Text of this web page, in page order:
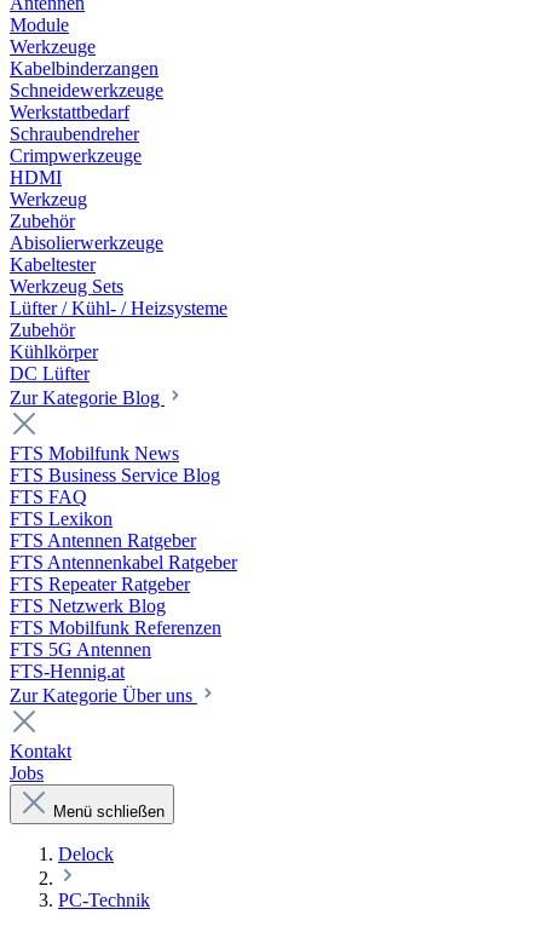
Module
Werkzeuge
Kabelbinderzangen
Schneidewerkzeuge
Werkstattbedarf
Schraubendreher
Crimpwerkzeuge
HDMI
Werkzeug
Zubehör
Abisolierwerkzeuge
Kabeltester
Werkzeug Sets
Lüfter / Kühl- / Heizsysteme
Zubehör
Kühlkörper
DC Lüfter
Zur Kategorie Blog
FTS Mobilfunk News
FTS Business Service Blog
FTS FAQ
FTS Lexikon
FTS Antennen Ratgeber
FTS Antennenkabel Ratgeber
FTS Repeater Ratgeber
FTS Netzwerk Blog
FTS Mobilfunk Referenzen
FTS 5G Antennen
FTS-Hennig.at
Zur Kategorie Über uns
Kontakt
Jobs
Menü schließen
Delock
PC-Technik